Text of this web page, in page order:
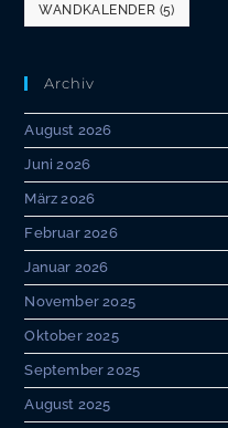
WANDKALENDER (5)
Archiv
August 2026
Juni 2026
März 2026
Februar 2026
Januar 2026
November 2025
Oktober 2025
September 2025
August 2025